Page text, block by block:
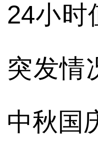
24小时
突发情
中秋国